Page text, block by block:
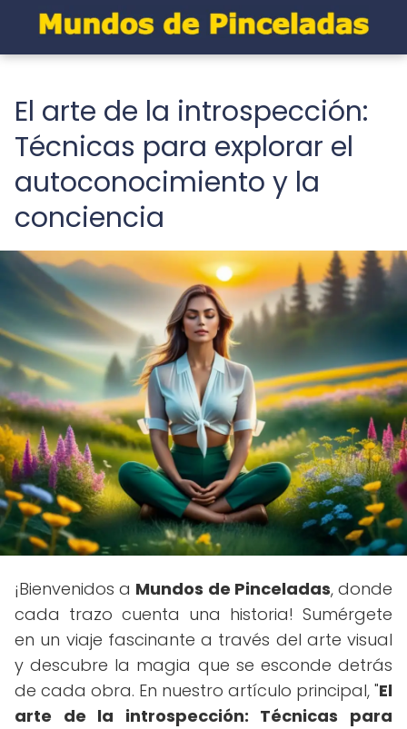
El arte de la introspección:
Técnicas para explorar el
autoconocimiento y la
conciencia
¡Bienvenidos a Mundos de Pinceladas, donde
cada trazo cuenta una historia! Sumérgete
en un viaje fascinante a través del arte visual
y descubre la magia que se esconde detrás
de cada obra. En nuestro artículo principal, "El
arte de la introspección: Técnicas para